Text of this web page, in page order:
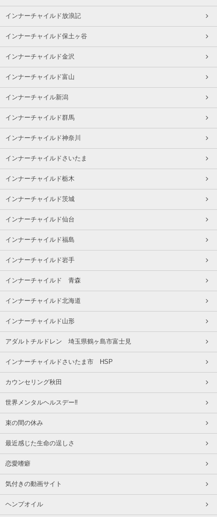
インナーチャイルド放浪記
インナーチャイルド保土ヶ谷
インナーチャイルド金沢
インナーチャイルド富山
インナーチャイル新潟
インナーチャイルド群馬
インナーチャイルド神奈川
インナーチャイルドさいたま
インナーチャイルド栃木
インナーチャイルド茨城
インナーチャイルド仙台
インナーチャイルド福島
インナーチャイルド岩手
インナーチャイルド 青森
インナーチャイルド北海道
インナーチャイルド山形
アダルトチルドレン 埼玉県鶴ヶ島市富士見
インナーチャイルドさいたま市 HSP
カウンセリング秋田
世界メンタルヘルスデー‼️
束の間の休み
最近感じた生命の逞しさ
恋愛嗜癖
気付きの動画サイト
ヘンプオイル